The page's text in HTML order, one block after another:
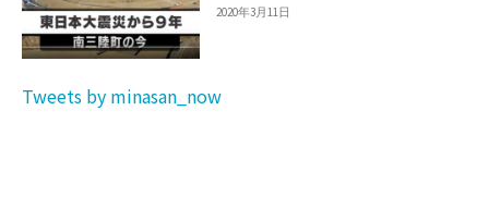
2020年3月11日
Tweets by minasan_now